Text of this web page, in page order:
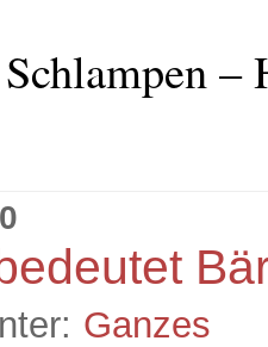
Ganzes